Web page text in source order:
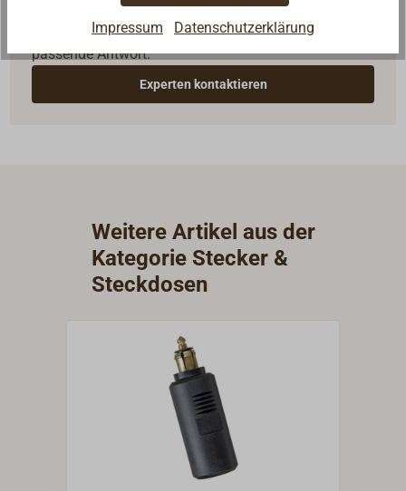
Reden Sie mit Handwerkern, Bootsbauern und
Seglerinnen. Wir verstehen Ihre Fragen und geben die
passende Antwort.
Experten kontaktieren
Weitere Artikel aus der
Kategorie Stecker &
Steckdosen
Impressum Datenschutzerklärung